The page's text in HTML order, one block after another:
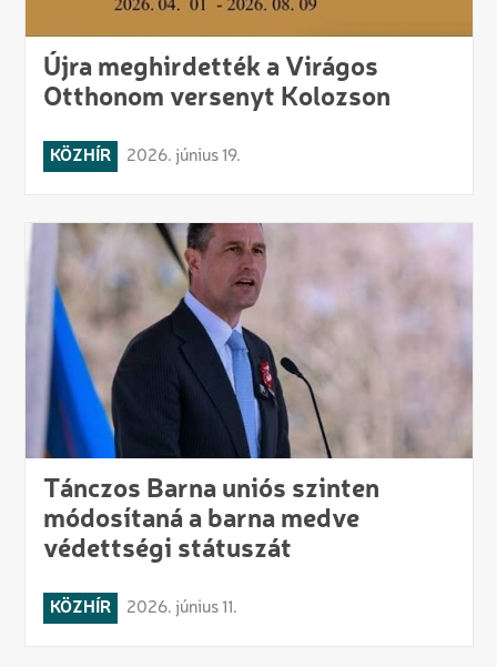
Újra meghirdették a Virágos
Otthonom versenyt Kolozson
KÖZHÍR 2026. június 19.
Tánczos Barna uniós szinten
módosítaná a barna medve
védettségi státuszát
KÖZHÍR 2026. június 11.